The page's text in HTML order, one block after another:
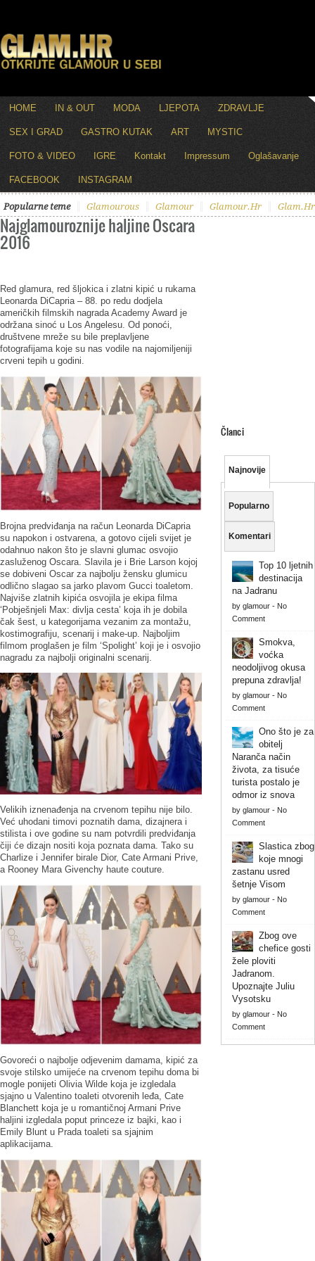
HOME IN & OUT MODA LJEPOTA ZDRAVLJE
SEX I GRAD GASTRO KUTAK ART MYSTIC
FOTO & VIDEO IGRE Kontakt Impressum Oglašavanje
FACEBOOK INSTAGRAM
Popularne teme Glamourous Glamour Glamour.hr Glam.hr
Najglamouroznije haljine Oscara
2016
Red glamura, red šljokica i zlatni kipić u rukama
Leonarda DiCapria – 88. po redu dodjela
američkih filmskih nagrada Academy Award je
održana sinoć u Los Angelesu. Od ponoći,
društvene mreže su bile preplavljene
fotografijama koje su nas vodile na najomiljeniji
crveni tepih u godini.
Brojna predviđanja na račun Leonarda DiCapria
su napokon i ostvarena, a gotovo cijeli svijet je
odahnuo nakon što je slavni glumac osvojio
zasluženog Oscara. Slavila je i Brie Larson kojoj
se dobiveni Oscar za najbolju žensku glumicu
odlično slagao sa jarko plavom Gucci toaletom.
Najviše zlatnih kipića osvojila je ekipa filma
‘Pobješnjeli Max: divlja cesta’ koja ih je dobila
čak šest, u kategorijama vezanim za montažu,
kostimografiju, scenarij i make-up. Najboljim
filmom proglašen je film ‘Spolight’ koji je i osvojio
nagradu za najbolji originalni scenarij.
Velikih iznenađenja na crvenom tepihu nije bilo.
Već uhodani timovi poznatih dama, dizajnera i
stilista i ove godine su nam potvrdili predviđanja
čiji će dizajn nositi koja poznata dama. Tako su
Charlize i Jennifer birale Dior, Cate Armani Prive,
a Rooney Mara Givenchy haute couture.
Govoreći o najbolje odjevenim damama, kipić za
svoje stilsko umijeće na crvenom tepihu doma bi
mogle ponijeti Olivia Wilde koja je izgledala
sjajno u Valentino toaleti otvorenih leđa, Cate
Blanchett koja je u romantičnoj Armani Prive
haljini izgledala poput princeze iz bajki, kao i
Emily Blunt u Prada toaleti sa sjajnim
aplikacijama.
Članci
Najnovije
Popularno
Komentari
Top 10 ljetnih
destinacija
na Jadranu
by glamour- No
Comment
Smokva,
voćka
neodoljivog okusa
prepuna zdravlja!
by glamour- No
Comment
Ono što je za
obitelj
Naranča način
života, za tisuće
turista postalo je
odmor iz snova
by glamour- No
Comment
Slastica zbog
koje mnogi
zastanu usred
šetnje Visom
by glamour- No
Comment
Zbog ove
chefice gosti
žele ploviti
Jadranom.
Upoznajte Juliu
Vysotsku
by glamour- No
Comment